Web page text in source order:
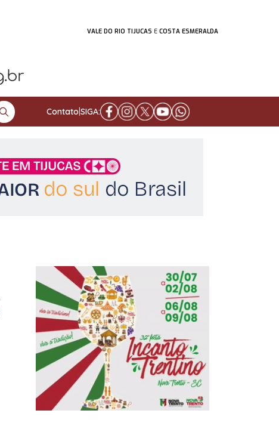
VALE DO RIO TIJUCAS E COSTA ESMERALDA
Contato SIGA: